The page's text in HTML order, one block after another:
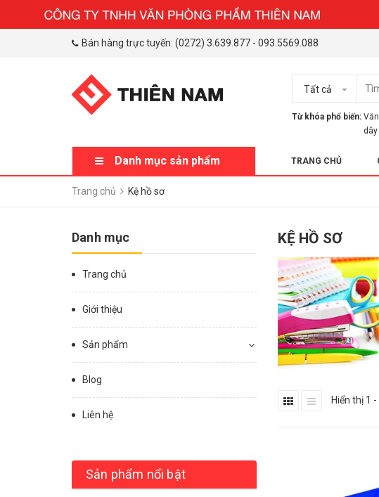
Bán hàng trực tuyến: (0272) 3.639.877 - 093.5569.088
Tất cả
Từ khóa phổ biến:
dây
Danh mục sản phẩm TRANG CHỦ
Trang chủ Kệ hồ sơ
KỆ HỒ SƠ
Hiển thị 1
Danh mục
Trang chủ
Giới thiệu
Sản phẩm
Blog
Liên hệ
Sản phẩm nổi bật